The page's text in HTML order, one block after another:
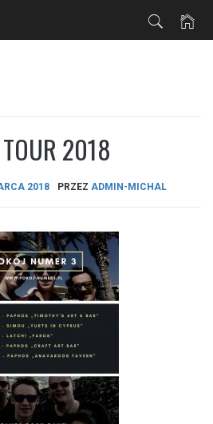
2018
2018 PRZEZ ADMIN-MICHAL